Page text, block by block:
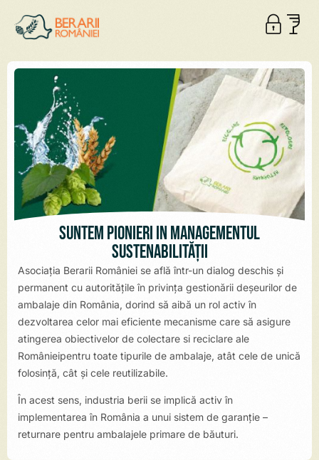
Suntem pionieri în managementul
sustenabilității
Asociația Berarii României se află într-un dialog deschis și
permanent cu autoritățile în privința gestionării deșeurilor de
ambalaje din România, dorind să aibă un rol activ în
dezvoltarea celor mai eficiente mecanisme care să asigure
atingerea obiectivelor de colectare si reciclare ale
Românieipentru toate tipurile de ambalaje, atât cele de unică
folosință, cât și cele reutilizabile.
În acest sens, industria berii se implică activ în
implementarea în România a unui sistem de garanție –
returnare pentru ambalajele primare de băuturi.